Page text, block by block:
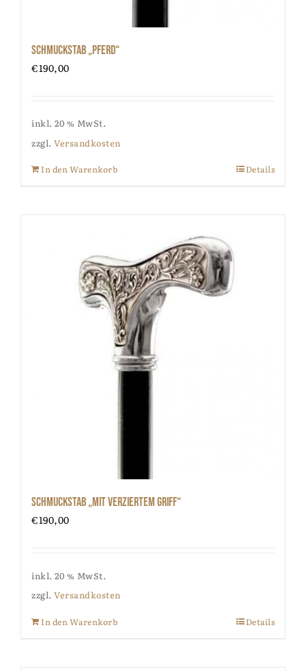
Schmuckstab „Pferd“
€190,00
inkl. 20 % MwSt.
zzgl. Versandkosten
In den Warenkorb Details
Schmuckstab „mit verziertem Griff“
€190,00
inkl. 20 % MwSt.
zzgl. Versandkosten
In den Warenkorb Details